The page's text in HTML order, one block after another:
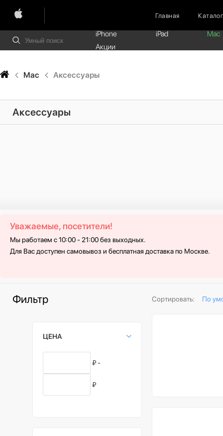
Главная Каталог
iPhone iPad
Mac
Акции
Mac Аксессуары
Аксессуары
Уважаемые, посетители!
Мы работаем с 10:00 - 21:00 без выходных.
Для Вас доступен самовывоз и бесплатная доставка по Москве.
Фильтр Сортировать: По
ЦЕНА
₽ -
₽